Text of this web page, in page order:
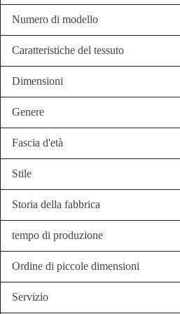
Numero di modello
Caratteristiche del tessuto
Dimensioni
Genere
Fascia d'età
Stile
Storia della fabbrica
tempo di produzione
Ordine di piccole dimensioni
Servizio